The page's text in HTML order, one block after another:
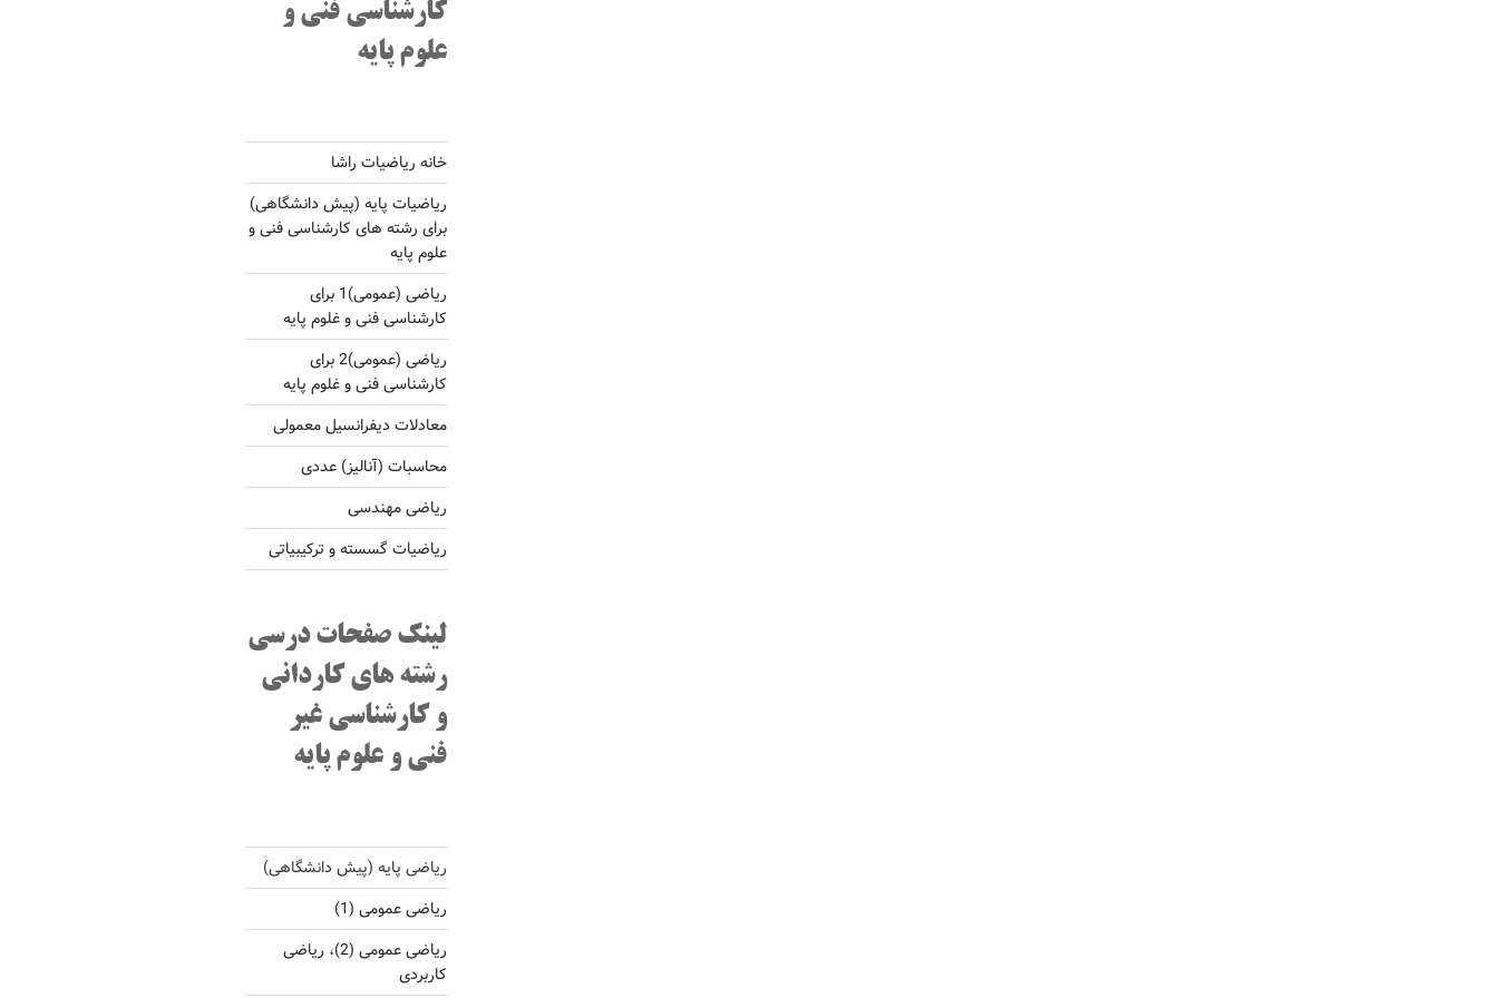
کارشناسی فنی و
علوم پایه
خانه ریاضیات راشا
ریاضیات پایه (پیش دانشگاهی)
برای رشته های کارشناسی فنی و
علوم پایه
ریاضی (عمومی)1 برای
کارشناسی فنی و غلوم پایه
ریاضی (عمومی)2 برای
کارشناسی فنی و غلوم پایه
معادلات دیفرانسیل معمولی
محاسبات (آنالیز) عددی
ریاضی مهندسی
ریاضیات گسسته و ترکیبیاتی
لینک صفحات درسی
رشته های کاردانی
و کارشناسی غیر
فنی و علوم پایه
ریاضی پایه (پیش دانشگاهی)
ریاضی عمومی (1)
ریاضی عمومی (2)، ریاضی
کاربردی